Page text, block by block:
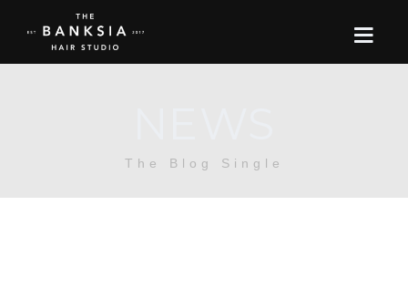
The Blog Single